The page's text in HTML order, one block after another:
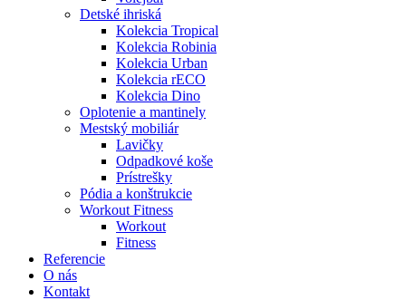
Detské ihriská
Kolekcia Tropical
Kolekcia Robinia
Kolekcia Urban
Kolekcia rECO
Kolekcia Dino
Oplotenie a mantinely
Mestský mobiliár
Lavičky
Odpadkové koše
Prístrešky
Pódia a konštrukcie
Workout Fitness
Workout
Fitness
Referencie
O nás
Kontakt